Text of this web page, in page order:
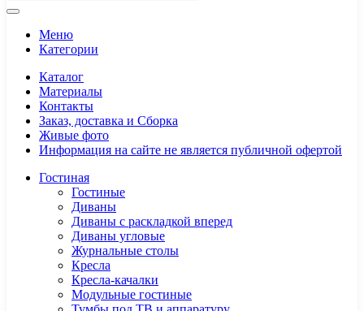
Меню
Категории
Каталог
Материалы
Контакты
Заказ, доставка и Сборка
Живые фото
Информация на сайте не является публичной офертой
Гостиная
Гостиные
Диваны
Диваны с раскладкой вперед
Диваны угловые
Журнальные столы
Кресла
Кресла-качалки
Модульные гостиные